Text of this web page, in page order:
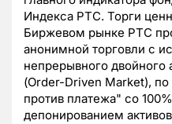
Индекса РТС. Торги
Биржевом рынке РТС
анонимной торговли с
непрерывного двойного
(Order-Driven Market), по
против платежа" со
депонированием